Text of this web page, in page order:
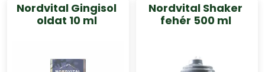
Nordvital Gingisol
oldat 10 ml
Nordvital Shaker
fehér 500 ml